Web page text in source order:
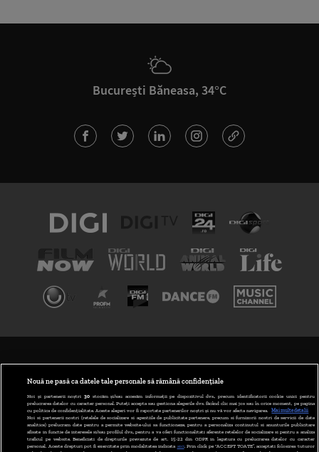
București Băneasa, 34°C
ABONARE DIGI TV
GESTIONAȚI PREFERINȚELE
Nouă ne pasă ca datele tale personale să rămână confidențiale
Noi și partenerii noștri 30stocăm și/sau accesăm informații pe dispozitivul dvs., precum identificatorii cookie unici pentru
prelucrarea datelor cu caracter personal. Puteți accepta sau gestiona alegerile dvs. făcând clic mai jos sau în orice moment, pe pagina
cu politica de confidențialitate. Aceste alegeri vor fi raportate partenerilor noștri și nu vă vor afecta navigarea.
Mai multe detalii
Noi si partenerii nostri (retelele de socializare si agentiile de publicitate partenere, precum si furnizorii nostri de servicii de date
analitice) prelucram date pentru a permite website-ului sa functioneze, pentru a personaliza continutul si anunturile publicitare
afisate in functie de interesele si/sau profilul dvs., pentru a va oferi functionalitati aferente retelelor de socializare si pentru a analiza
traficul pe website. Beneficiati de drepturile prevazute de art. 15-22 din GDPR in legatura cu prelucrarea datelor cu caracter
personal. Aceste drepturi pot fi exercitate prin modalitatea indicata aici. Prin click pe “ACCEPT TOATE”, acceptati folosirea tuturor